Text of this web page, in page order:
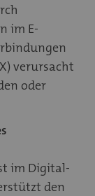
im E-
verursacht
oder
im Digital-
den